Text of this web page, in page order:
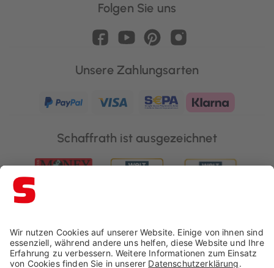
Folgen Sie uns
Unsere Zahlungsarten
Schaffrath ist ausgezeichnet